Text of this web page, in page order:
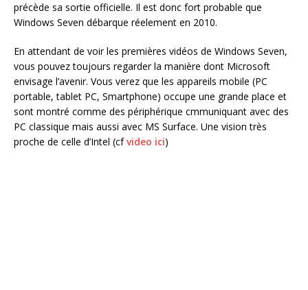
précède sa sortie officielle. Il est donc fort probable que
Windows Seven débarque réelement en 2010.
En attendant de voir les premières vidéos de Windows Seven,
vous pouvez toujours regarder la manière dont Microsoft
envisage l’avenir. Vous verez que les appareils mobile (PC
portable, tablet PC, Smartphone) occupe une grande place et
sont montré comme des périphérique cmmuniquant avec des
PC classique mais aussi avec MS Surface. Une vision très
proche de celle d’Intel (cfvideo ici)